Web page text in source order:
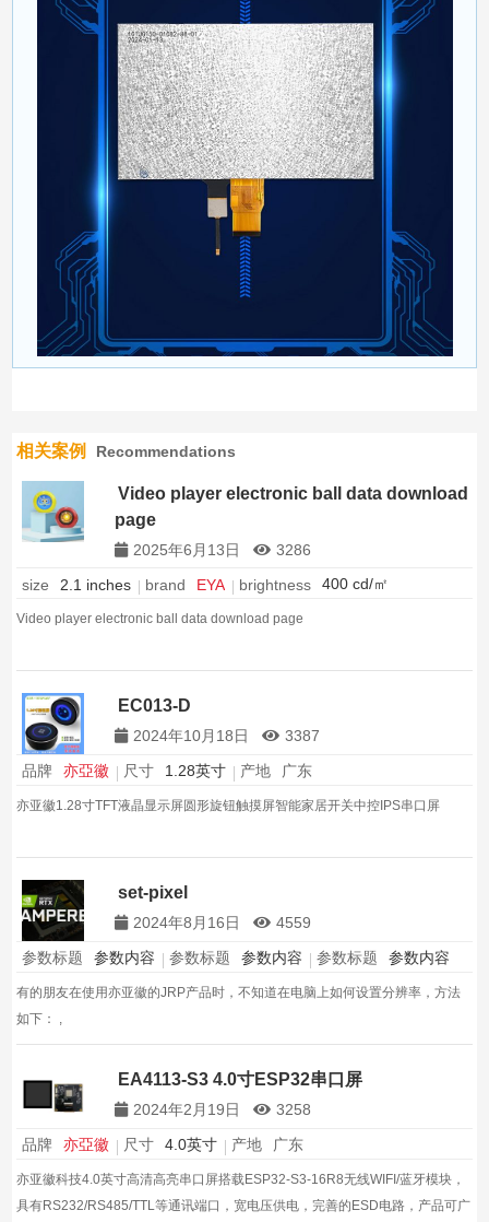
相关案例 Recommendations
Video player electronic ball data download
page
2025年6月13日 3286
size 2.1 inches brand EYA brightness 400 cd/㎡
Video player electronic ball data download page
EC013-D
2024年10月18日 3387
品牌 亦亞徽 尺寸 1.28英寸 产地 广东
亦亚徽1.28寸TFT液晶显示屏圆形旋钮触摸屏智能家居开关中控IPS串口屏
set-pixel
2024年8月16日 4559
参数标题 参数内容 参数标题 参数内容 参数标题 参数内容
有的朋友在使用亦亚徽的JRP产品时，不知道在电脑上如何设置分辨率，方法
如下： ,
EA4113-S3 4.0寸ESP32串口屏
2024年2月19日 3258
品牌 亦亞徽 尺寸 4.0英寸 产地 广东
亦亚徽科技4.0英寸高清高亮串口屏搭载ESP32-S3-16R8无线WIFI/蓝牙模块，
具有RS232/RS485/TTL等通讯端口，宽电压供电，完善的ESD电路，产品可广